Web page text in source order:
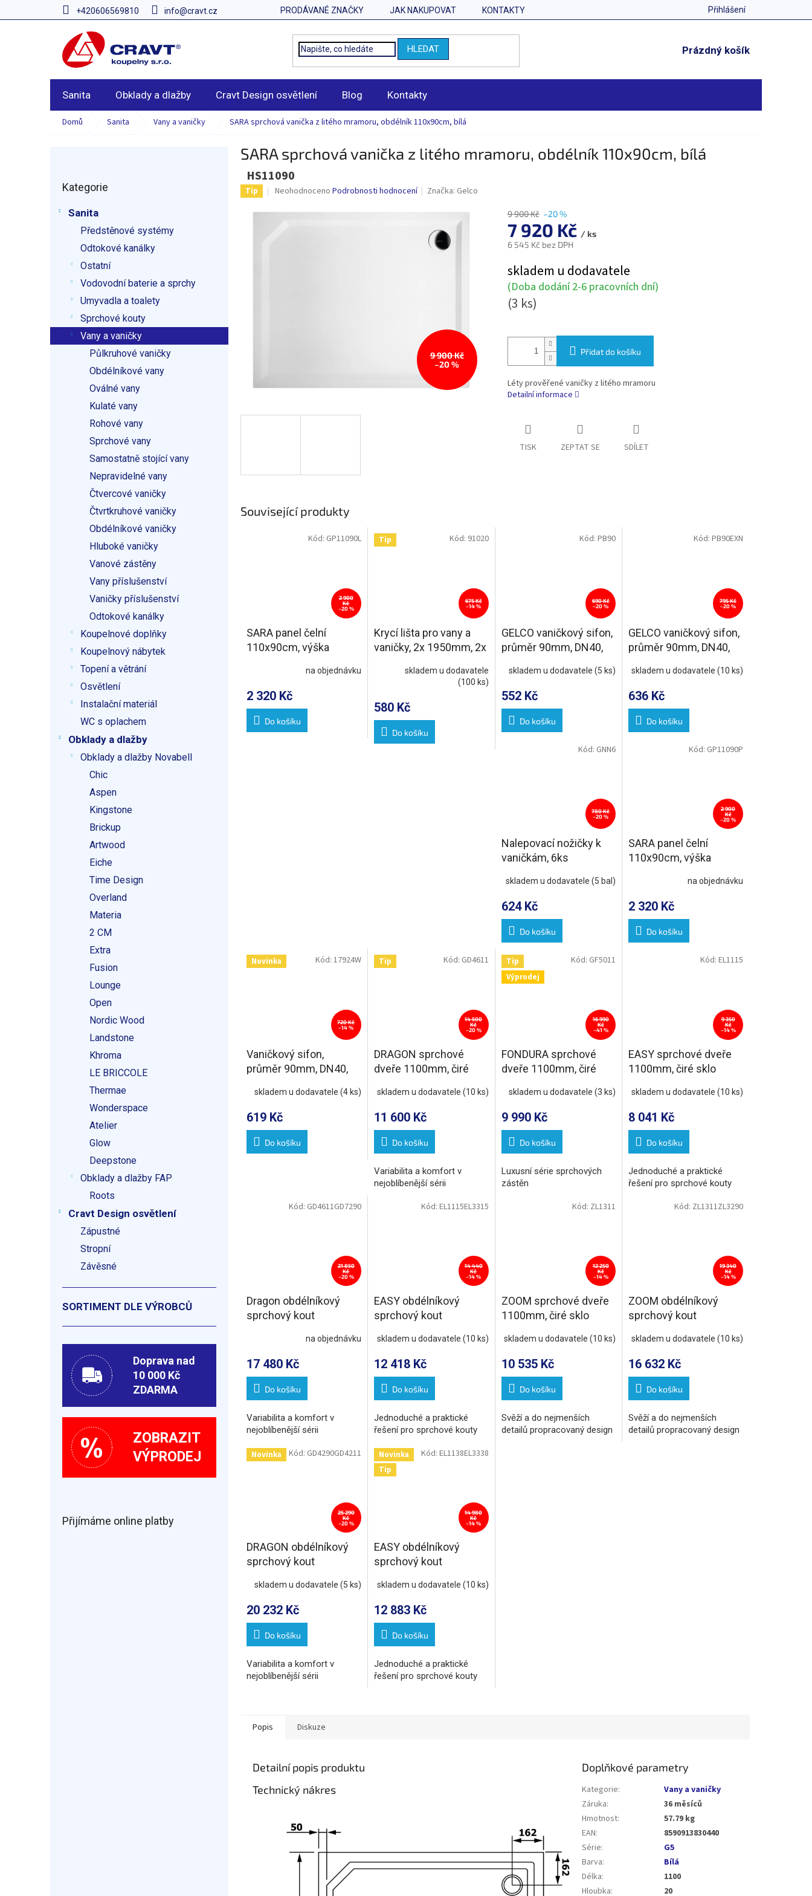
na
+420606569810 info@cravt.cz PRODÁVANÉ ZNAČKY JAK NAKUPOVAT KONTAKTY Přihlášení
HLEDAT
NÁKUPNÍ
Prázdný košík
Sanita Obklady a dlažby Cravt Design osvětlení Blog Kontakty
Domů Sanita Vany a vaničky SARA sprchová vanička z litého mramoru, obdélník 110x90cm, bílá
l
kategorie
Kategorie
Sanita
Předstěnové systémy
Odtokové kanálky
Ostatní
Vodovodní baterie a sprchy
Umyvadla a toalety
Sprchové kouty
Vany a vaničky
Půlkruhové vaničky
Obdélníkové vany
Oválné vany
Kulaté vany
Rohové vany
Sprchové vany
Samostatně stojící vany
Nepravidelné vany
Čtvercové vaničky
Čtvrtkruhové vaničky
Obdélníkové vaničky
Hluboké vaničky
Vanové zástěny
Vany příslušenství
Vaničky příslušenství
Odtokové kanálky
Koupelnové doplňky
Koupelnový nábytek
Topení a větrání
Osvětlení
Instalační materiál
WC s oplachem
Obklady a dlažby
Obklady a dlažby Novabell
Chic
Aspen
Kingstone
Brickup
Artwood
Eiche
Time Design
Overland
Materia
2 CM
Extra
Fusion
Lounge
Open
Nordic Wood
Landstone
Khroma
LE BRICCOLE
Thermae
Wonderspace
Atelier
Glow
Deepstone
Obklady a dlažby FAP
Roots
Cravt Design osvětlení
Zápustné
Stropní
Závěsné
SORTIMENT DLE VÝROBCŮ
Doprava nad
10 000 Kč
ZDARMA
ZOBRAZIT
VÝPRODEJ
Přijímáme online platby
SARA sprchová vanička z litého mramoru, obdélník 110x90cm, bílá
HS11090
Tip
Průměrné
produktu
Neohodnoceno Podrobnosti hodnocení Značka: Gelco
9 900 Kč
–20 %
9 900 Kč –20 %
7 920 Kč / ks
6 545 Kč bez DPH
cena:
skladem u dodavatele
(Doba dodání 2-6 pracovních dní)
(3 ks)
Přidat do košíku
Léty prověřené vaničky z litého mramoru
Detailní informace
TISK ZEPTAT SE SDÍLET
Související produkty
2 900
Kč
–20 %
SARA panel čelní
110x90cm, výška
na objednávku
2 320 Kč
Do košíku
Kód: GP11090L Tip
675 Kč
–14 %
Krycí lišta pro vany a
vaničky, 2x 1950mm, 2x
skladem u dodavatele
(100 ks)
580 Kč
Do košíku
Kód: 91020
690 Kč
–20 %
GELCO vaničkový sifon,
průměr 90mm, DN40,
skladem u dodavatele(5 ks)
552 Kč
Do košíku
Kód:PB90
795 Kč
–20 %
GELCO vaničkový sifon,
průměr 90mm, DN40,
skladem u dodavatele (10 ks)
636 Kč
Do košíku
Kód: PB90EXN
780 Kč
–20 %
Nalepovací nožičky k
vaničkám, 6ks
skladem u dodavatele(5 bal)
624 Kč
Do košíku
Kód: GNN6
2 900
Kč
–20 %
SARA panel čelní
110x90cm, výška
na objednávku
2 320 Kč
Do košíku
Kód: GP11090P
Novinka
720 Kč
–14 %
Vaničkový sifon,
průměr 90mm, DN40,
krytka bílá
skladem u dodavatele (4 ks)
619 Kč
Do košíku
Kód: 17924W Tip
14 500
Kč
–20 %
DRAGON sprchové
dveře 1100mm, čiré
skladem u dodavatele (10 ks)
11 600 Kč
Do košíku
Variabilita a komfort v
nejoblíbenější sérii
Kód: GD4611
Tip
Výprodej
16 990
Kč
–41 %
FONDURA sprchové
dveře 1100mm, čiré
skladem u dodavatele(3 ks)
9 990 Kč
Do košíku
Luxusní série sprchových
zástěn
Kód: GF5011
9 350
Kč
–14 %
EASY sprchové dveře
1100mm, čiré sklo
skladem u dodavatele (10 ks)
8 041 Kč
Do košíku
Jednoduché a praktické
řešení pro sprchové kouty
Kód: EL1115
21 850
Kč
–20 %
Dragon obdélníkový
sprchový kout
na objednávku
17 480 Kč
Do košíku
Variabilita a komfort v
nejoblíbenější sérii
Kód: GD4611GD7290
14 440
Kč
–14 %
EASY obdélníkový
sprchový kout
L/P varianta
skladem u dodavatele (10 ks)
12 418 Kč
Do košíku
Jednoduché a praktické
řešení pro sprchové kouty
Kód: EL1115EL3315
12 250
Kč
–14 %
ZOOM sprchové dveře
1100mm, čiré sklo
skladem u dodavatele(10 ks)
10 535 Kč
Do košíku
Svěží a do nejmenších
detailů propracovaný design
Kód: ZL1311
19 340
Kč
–14 %
ZOOM obdélníkový
sprchový kout
varianta
skladem u dodavatele (10 ks)
16 632 Kč
Do košíku
Svěží a do nejmenších
detailů propracovaný design
Kód: ZL1311ZL3290
Novinka
25 290
Kč
–20 %
DRAGON obdélníkový
sprchový kout
varianta, rohový vstup
skladem u dodavatele (5 ks)
20 232 Kč
Do košíku
Variabilita a komfort v
nejoblíbenější sérii
Kód: GD4290GD4211
Novinka
Tip
14 980
Kč
–14 %
EASY obdélníkový
sprchový kout
varianta, sklo Brick
skladem u dodavatele (10 ks)
12 883 Kč
Do košíku
Jednoduché a praktické
řešení pro sprchové kouty
Kód: EL1138EL3338
Popis Diskuze
Detailní popis produktu
Technický nákres
Doplňkové parametry
Kategorie:
Vany a vaničky
Záruka:
36 měsíců
Hmotnost:
57.79 kg
EAN:
8590913830440
Série:
G5
Barva:
Bílá
Délka:
1100
Hloubka: 20